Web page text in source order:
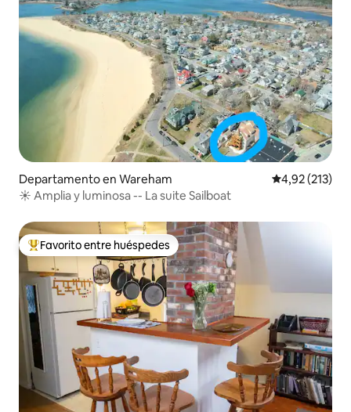
Departamento en Wareham Calificación
4,92 (213)
☀️ Amplia y luminosa -- La suite Sailboat
Favorito entre los huéspedes más destacados
Favorito entre huéspedes